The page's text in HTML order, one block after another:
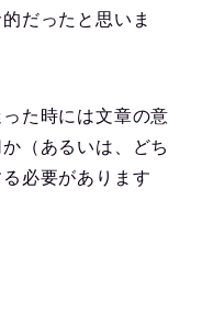
だったと思いま
た時には文章の意
（あるいは、どち
必要があります